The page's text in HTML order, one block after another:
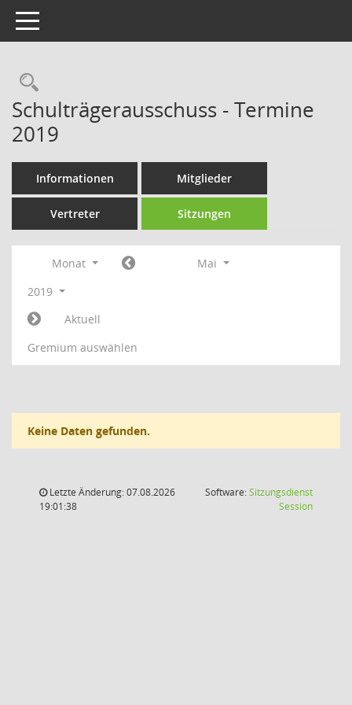
Toggle navigation
Rechercheauswahl
Schulträgerausschuss - Termine
2019
Informationen Mitglieder
Vertreter Sitzungen
Monat
Mai
2019
Aktuell
Gremium auswählen
Keine Daten gefunden.
Letzte Änderung: 07.08.2026
19:01:38
Software:Sitzungsdienst
Session(Wird in